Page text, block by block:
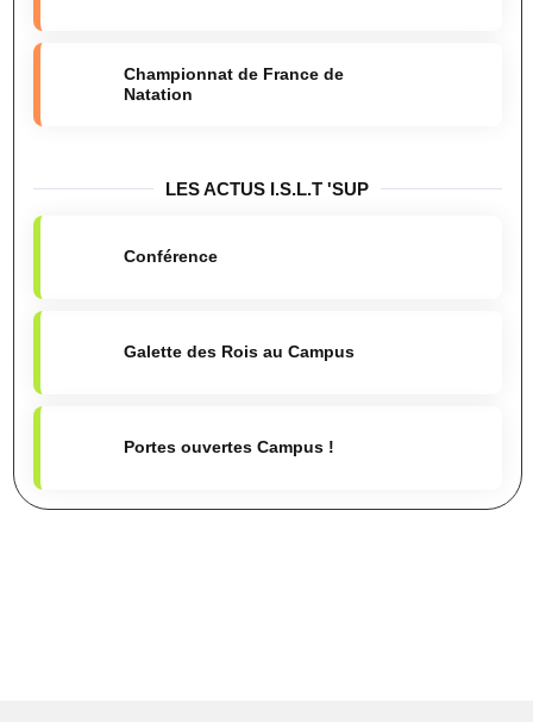
Championnat de France de
Natation
LES ACTUS I.S.L.T 'SUP
Conférence
Galette des Rois au Campus
Portes ouvertes Campus !